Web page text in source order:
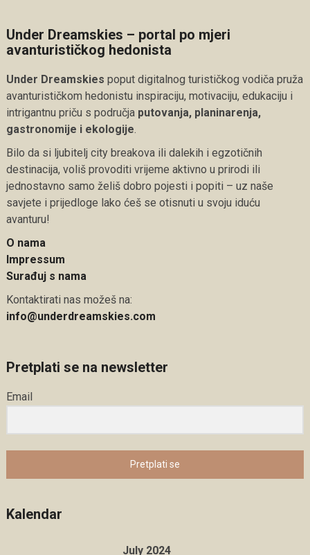
Under Dreamskies – portal po mjeri
avanturističkog hedonista
Under Dreamskies poput digitalnog turističkog vodiča pruža
avanturističkom hedonistu inspiraciju, motivaciju, edukaciju i
intrigantnu priču s područja putovanja, planinarenja,
gastronomije i ekologije.
Bilo da si ljubitelj city breakova ili dalekih i egzotičnih
destinacija, voliš provoditi vrijeme aktivno u prirodi ili
jednostavno samo želiš dobro pojesti i popiti – uz naše
savjete i prijedloge lako ćeš se otisnuti u svoju iduću
avanturu!
O nama
Impressum
Surađuj s nama
Kontaktirati nas možeš na:
info@underdreamskies.com
Pretplati se na newsletter
Email
Pretplati se
Kalendar
July 2024